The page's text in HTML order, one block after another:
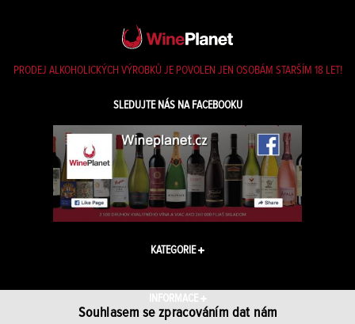
PRODEJ ALKOHOLICKÝCH VÝROBKŮ JE POVOLEN JEN OSOBÁM STARŠÍM 18 LET!
SLEDUJTE NÁS NA FACEBOOKU
KATEGORIE
INFORMACE
Souhlasem se zpracováním dat nám